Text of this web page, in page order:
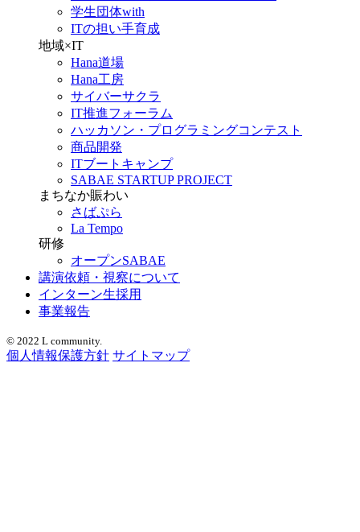
学生団体with
ITの担い手育成
地域×IT
Hana道場
Hana工房
サイバーサクラ
IT推進フォーラム
ハッカソン・プログラミングコンテスト
商品開発
ITブートキャンプ
SABAE STARTUP PROJECT
まちなか賑わい
さばぷら
La Tempo
研修
オープンSABAE
講演依頼・視察について
インターン生採用
事業報告
© 2022 L community.
個人情報保護方針 サイトマップ